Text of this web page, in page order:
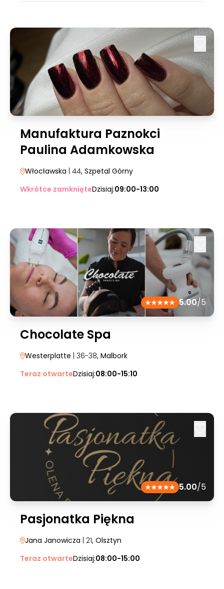
Manufaktura Paznokci
Paulina Adamkowska
Włocławska | 44, Szpetal Górny
Wkrótce zamknięteDzisiaj:09:00-13:00
5.00/5
Chocolate Spa
Westerplatte | 36-38, Malbork
Teraz otwarteDzisiaj:08:00-15:10
5.00/5
Pasjonatka Piękna
Jana Janowicza | 21, Olsztyn
Teraz otwarteDzisiaj:08:00-15:00